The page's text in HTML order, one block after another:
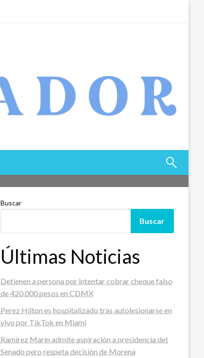
Buscar
Buscar
Últimas Noticias
Detienen a persona por intentar cobrar cheque falso
de 420,000 pesos en CDMX
Perez Hilton es hospitalizado tras autolesionarse en
vivo por TikTok en Miami
Ramírez Marín admite aspiración a presidencia del
Senado pero respeta decisión de Morena